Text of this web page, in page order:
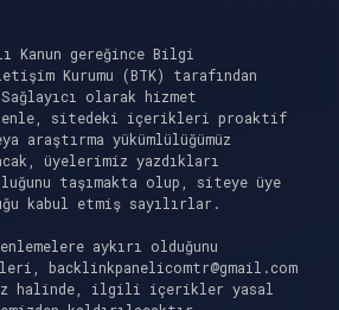
Kanun gereğince Bilgi
Kurumu (BTK) tarafından
olarak hizmet
sitedeki içerikleri proaktif
araştırma yükümlülüğümüz
üyelerimiz yazdıkları
taşımakta olup, siteye üye
kabul etmiş sayılırlar.
aykırı olduğunu
backlinkpanelicomtr@gmail.com
halinde, ilgili içerikler yasal